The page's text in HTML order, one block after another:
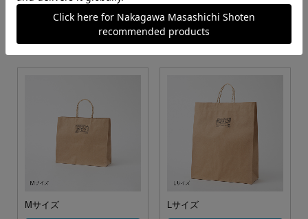
お任せ
カートに入れる カートに入れる
Mサイズ Lサイズ